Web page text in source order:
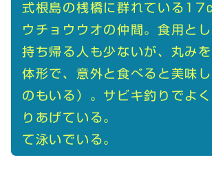
式根島の桟橋に群れている17
ウチョウウオの仲間。食用と
持ち帰る人も少ないが、丸み
体形で、意外と食べると美味
のもいる）。サビキ釣りでよ
りあげている。
オヤビッチャ
て泳いでいる。